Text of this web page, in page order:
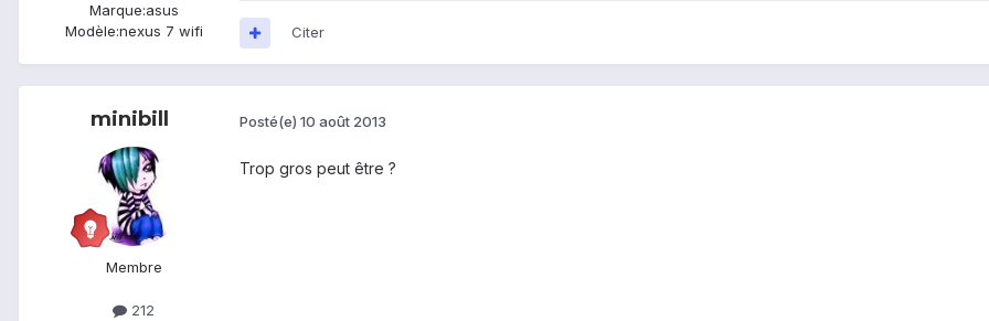
Marque:asus
Modèle:nexus 7 wifi Citer
minibill
Membre
212
Posté(e) 10 août 2013
Trop gros peut être ?